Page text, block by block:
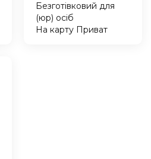
Безготівковий для
(юр) осіб
На карту Приват